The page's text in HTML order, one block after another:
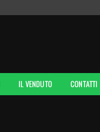
IL VENDUTO CONTATTI